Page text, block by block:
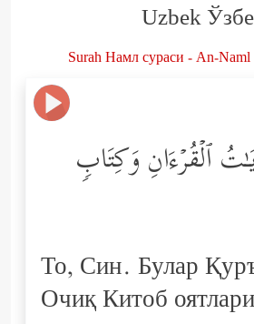
Uzbek
Surah Намл сураси - An-
ٱلۡقُرۡءَانِ وَكِتَابࣲ
То, Син. Булар
Очиқ Китоб